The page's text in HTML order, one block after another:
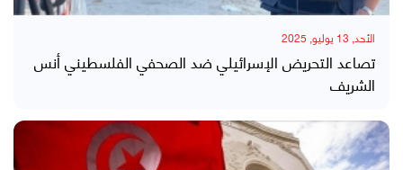
الأحد, 13 يوليو, 2025
تصاعد التحريض الإسرائيلي ضد الصحفي الفلسطيني أنس
الشريف